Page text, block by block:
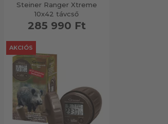
Steiner Ranger Xtreme
10x42 távcső
285 990 Ft
AKCIÓS